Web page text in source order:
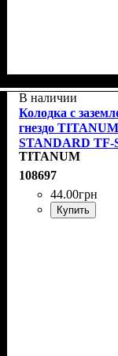
В наличии
Колодка с
гнездо TITANUM
STANDARD TF-
W
TITANUM
108697
44.00грн
Купить